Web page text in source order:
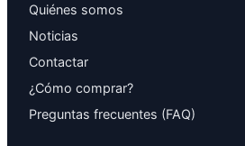
Quiénes somos
Noticias
Contactar
¿Cómo comprar?
Preguntas frecuentes (FAQ)